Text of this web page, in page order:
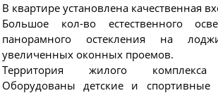
В квартире установлена качественная
Большое кол-во естественного
панорамного остекления на
увеличенных оконных проемов.
Тeрpитория жилого комплекса
Оборудованы детские и спортивные